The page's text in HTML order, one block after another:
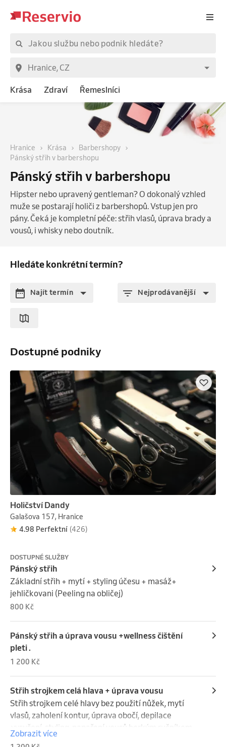
Krása Zdraví Řemeslníci
Hranice Krása
Barbershopy
Pánský střih v barbershopu
Pánský střih v barbershopu
Hipster nebo upravený gentleman? O dokonalý vzhled
muže se postarají holiči z barbershopů. Vstup jen pro
pány. Čeká je kompletní péče: střih vlasů, úprava brady a
vousů, i whisky nebo doutník.
Hledáte konkrétní termín?
Najít termín Nejprodávanější
Dostupné podniky
Holičství Dandy
Galašova 157, Hranice
4.98 Perfektní (426)
DOSTUPNÉ SLUŽBY
Pánský střih
Základní střih + mytí + styling účesu + masáž+
jehličkovani (Peeling na obličej)
800 Kč
Pánský střih a úprava vousu +wellness čištění
pleti .
1 200 Kč
Střih strojkem celá hlava + úprava vousu
Střih strojkem celé hlavy bez použití nůžek, mytí
vlasů, zaholení kontur, úprava obočí, depilace
,vysušení, styling, napaření vousů horkým ručníkem,
tradiční holení břitvou kontur, hydratační péče a na
Zobrazit více